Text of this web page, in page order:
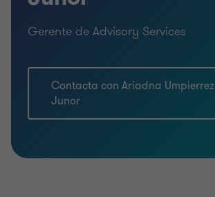
Gerente de Advisory Services
Contacta con Ariadna Umpierrez
Junor